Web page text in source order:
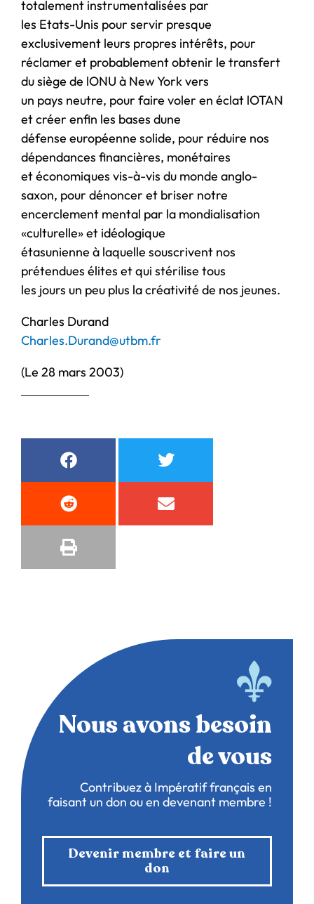
totalement instrumentalisées par
les Etats-Unis pour servir presque
exclusivement leurs propres intérêts, pour
réclamer et probablement obtenir le transfert
du siège de lONU à New York vers
un pays neutre, pour faire voler en éclat lOTAN
et créer enfin les bases dune
défense européenne solide, pour réduire nos
dépendances financières, monétaires
et économiques vis-à-vis du monde anglo-
saxon, pour dénoncer et briser notre
encerclement mental par la mondialisation
«culturelle» et idéologique
étasunienne à laquelle souscrivent nos
prétendues élites et qui stérilise tous
les jours un peu plus la créativité de nos jeunes.
Charles Durand
Charles.Durand@utbm.fr
(Le 28 mars 2003)
Nous avons besoin
de vous
Contribuez à Impératif français en
faisant un don ou en devenant membre !
Devenir membre et faire un
don